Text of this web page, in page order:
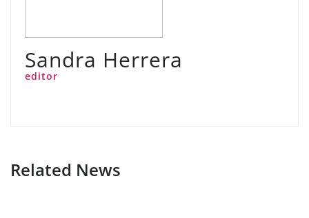
Sandra Herrera
editor
Related News